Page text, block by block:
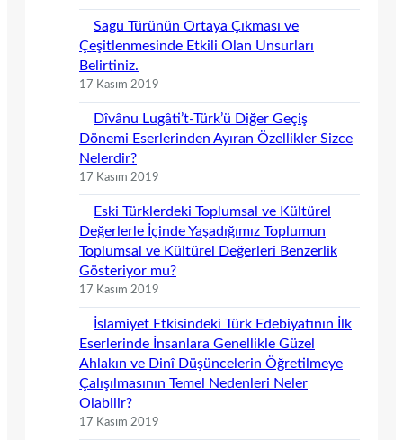
Sagu Türünün Ortaya Çıkması ve
Çeşitlenmesinde Etkili Olan Unsurları
Belirtiniz.
17 Kasım 2019
Dîvânu Lugâti’t-Türk’ü Diğer Geçiş
Dönemi Eserlerinden Ayıran Özellikler Sizce
Nelerdir?
17 Kasım 2019
Eski Türklerdeki Toplumsal ve Kültürel
Değerlerle İçinde Yaşadığımız Toplumun
Toplumsal ve Kültürel Değerleri Benzerlik
Gösteriyor mu?
17 Kasım 2019
İslamiyet Etkisindeki Türk Edebiyatının İlk
Eserlerinde İnsanlara Genellikle Güzel
Ahlakın ve Dinî Düşüncelerin Öğretilmeye
Çalışılmasının Temel Nedenleri Neler
Olabilir?
17 Kasım 2019